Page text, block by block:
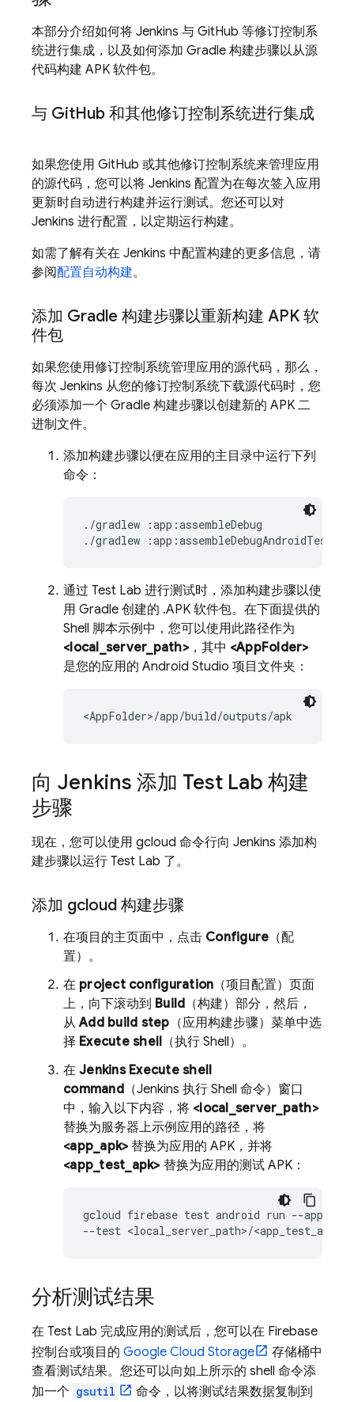
本部分介绍如何将 Jenkins 与 GitHub 等修订控制系
统进行集成，以及如何添加 Gradle 构建步骤以从源
代码构建 APK 软件包。
与 GitHub 和其他修订控制系统进行集成
如果您使用 GitHub 或其他修订控制系统来管理应用
的源代码，您可以将 Jenkins 配置为在每次签入应用
更新时自动进行构建并运行测试。您还可以对
Jenkins 进行配置，以定期运行构建。
如需了解有关在 Jenkins 中配置构建的更多信息，请
参阅配置自动构建。
添加 Gradle 构建步骤以重新构建 APK 软
件包
如果您使用修订控制系统管理应用的源代码，那么，
每次 Jenkins 从您的修订控制系统下载源代码时，您
必须添加一个 Gradle 构建步骤以创建新的 APK 二
进制文件。
添加构建步骤以便在应用的主目录中运行下列
命令：
./gradlew :app:assembleDebug
通过 Test Lab 进行测试时，添加构建步骤以使
用 Gradle 创建的 .APK 软件包。在下面提供的
Shell 脚本示例中，您可以使用此路径作为
<local_server_path>，其中 <AppFolder>
是您的应用的 Android Studio 项目文件夹：
向 Jenkins 添加 Test Lab 构建
步骤
现在，您可以使用 gcloud 命令行向 Jenkins 添加构
建步骤以运行 Test Lab 了。
添加 gcloud 构建步骤
在项目的主页面中，点击 Configure （配
置）。
在 project configuration （项目配置）页面
上，向下滚动到 Build （构建）部分，然后，
从Add build step （应用构建步骤）菜单中选
择 Execute shell （执行 Shell）。
在 Jenkins Execute shell
command（Jenkins 执行 Shell 命令）窗口
中，输入以下内容，将 <local_server_path>
替换为服务器上示例应用的路径，将
<app_apk>替换为应用的 APK，并将
<app_test_apk>替换为应用的测试 APK：
gcloud firebase test android run --app
分析测试结果
在 Test Lab 完成应用的测试后，您可以在 Firebase
控制台或项目的 Google Cloud Storage
存储桶中
查看测试结果。您还可以向如上所示的 shell 命令添
加一个 gsutil
命令，以将测试结果数据复制到